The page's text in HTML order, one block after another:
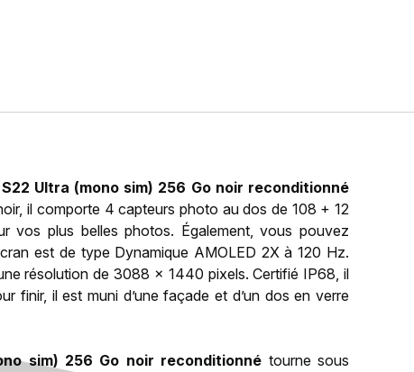
Ultra (mono sim) 256 Go noir reconditionné
il comporte 4 capteurs photo au dos de 108 + 12
plus belles photos. Également, vous pouvez
est de type Dynamique AMOLED 2X à 120 Hz.
résolution de 3088 x 1440 pixels. Certifié IP68, il
finir, il est muni d’une façade et d’un dos en verre
sim) 256 Go noir reconditionné tourne sous